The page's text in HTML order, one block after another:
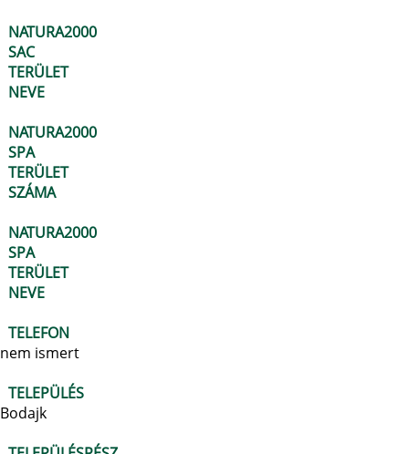
NATURA2000
SAC
TERÜLET
NEVE
NATURA2000
SPA
TERÜLET
SZÁMA
NATURA2000
SPA
TERÜLET
NEVE
TELEFON
nem ismert
TELEPÜLÉS
Bodajk